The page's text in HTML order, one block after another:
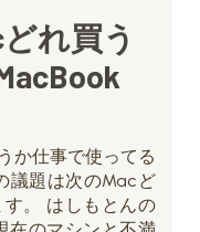
れ買う
か仕事で使ってる
議題は次のMacど
。 はしもとんの